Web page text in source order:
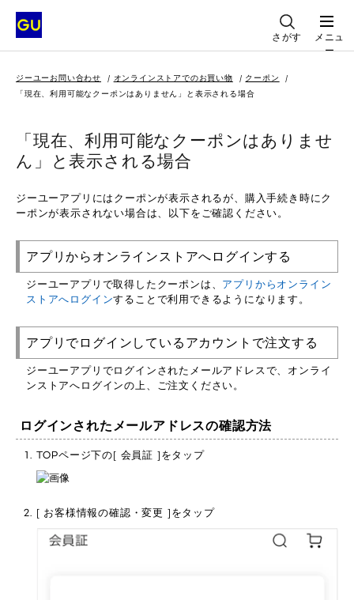
さがす
メニュ
ー
ジーユーお問い合わせ オンラインストアでのお買い物
クーポン
「現在、利用可能なクーポンはありません」と表示される場合
「現在、利用可能なクーポンはありませ
ん」と表示される場合
ジーユーアプリにはクーポンが表示されるが、購入手続き時にク
ーポンが表示されない場合は、以下をご確認ください。
アプリからオンラインストアへログインする
ジーユーアプリで取得したクーポンは、 アプリからオンライン
ストアへログインすることで利用できるようになります。
アプリでログインしているアカウントで注文する
ジーユーアプリでログインされたメールアドレスで、オンライ
ンストアへログインの上、ご注文ください。
ログインされたメールアドレスの確認方法
TOPページ下の[ 会員証 ]をタップ
[ お客様情報の確認・変更 ]をタップ